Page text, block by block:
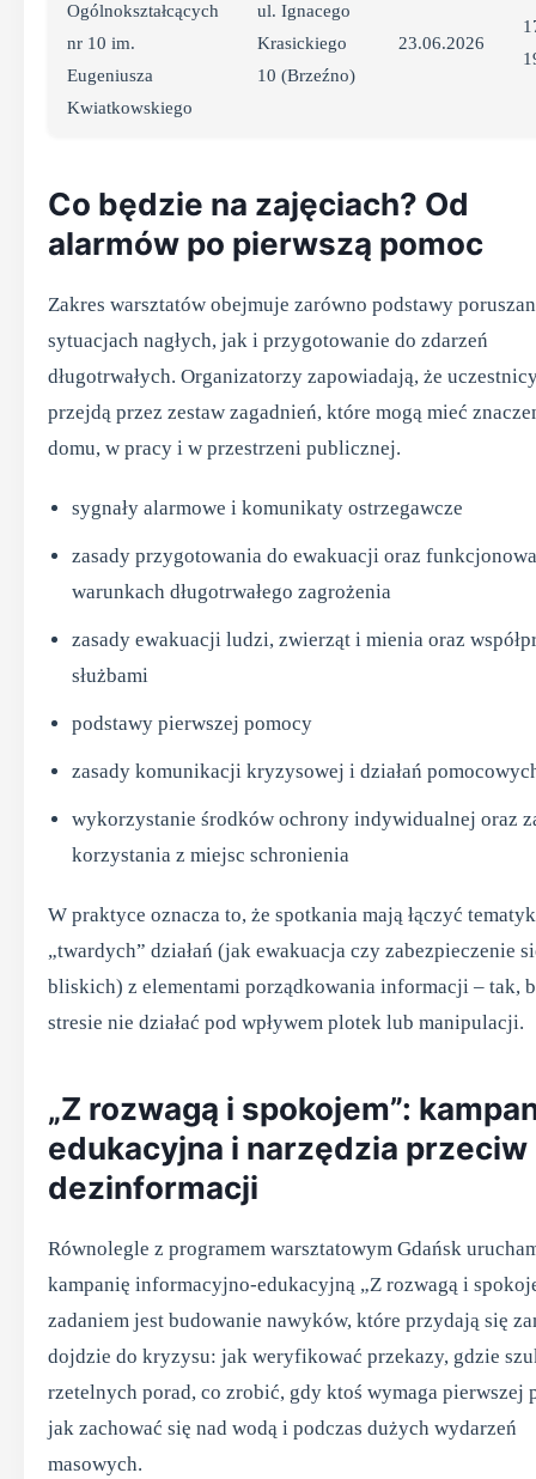
Ogólnokształcących
nr 10 im.
Eugeniusza
Kwiatkowskiego
ul. Ignacego
Krasickiego
10 (Brzeźno)
23.06.2026
Co będzie na zajęciach? Od
alarmów po pierwszą pomoc
Zakres warsztatów obejmuje zarówno podstawy
sytuacjach nagłych, jak i przygotowanie do zdarzeń
długotrwałych. Organizatorzy zapowiadają, że
przejdą przez zestaw zagadnień, które mogą mieć
domu, w pracy i w przestrzeni publicznej.
sygnały alarmowe i komunikaty ostrzegawcze
zasady przygotowania do ewakuacji oraz
warunkach długotrwałego zagrożenia
zasady ewakuacji ludzi, zwierząt i mienia oraz
służbami
podstawy pierwszej pomocy
zasady komunikacji kryzysowej i działań
wykorzystanie środków ochrony indywidualnej oraz
korzystania z miejsc schronienia
W praktyce oznacza to, że spotkania mają łączyć
„twardych” działań (jak ewakuacja czy zabezpieczenie
bliskich) z elementami porządkowania informacji – tak,
stresie nie działać pod wpływem plotek lub manipulacji.
„Z rozwagą i spokojem”:
edukacyjna i narzędzia przeciw
dezinformacji
Równolegle z programem warsztatowym Gdańsk
kampanię informacyjno-edukacyjną „Z rozwagą i
zadaniem jest budowanie nawyków, które przydają się
dojdzie do kryzysu: jak weryfikować przekazy, gdzie
rzetelnych porad, co zrobić, gdy ktoś wymaga pierwszej
jak zachować się nad wodą i podczas dużych wydarzeń
masowych.